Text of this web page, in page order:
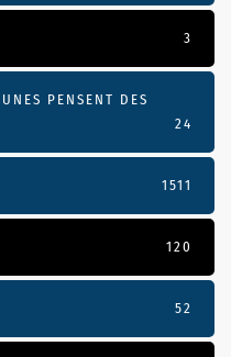
3
PENSENT DES
24
1511
120
52